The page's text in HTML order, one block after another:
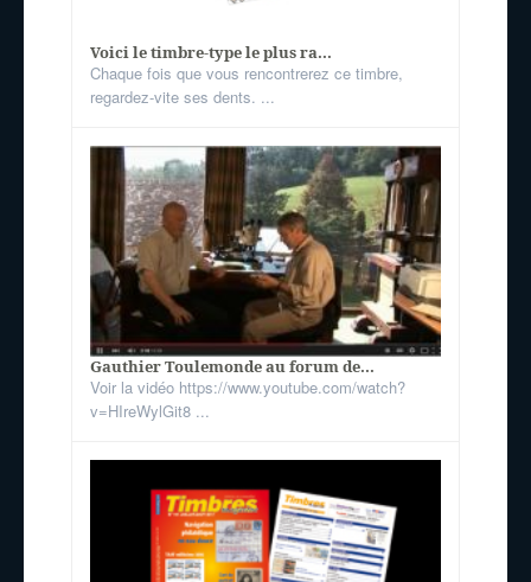
Voici le timbre-type le plus ra...
Chaque fois que vous rencontrerez ce timbre,
regardez-vite ses dents. ...
Gauthier Toulemonde au forum de...
Voir la vidéo https://www.youtube.com/watch?
v=HIreWylGit8 ...